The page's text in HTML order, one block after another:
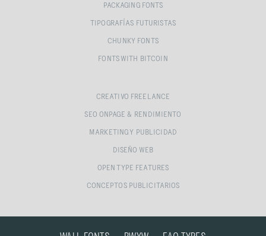
PACKAGING FONTS
TIPOGRAFÍAS FUTURISTAS
CHUNKY FONTS
FONTS WITH BITCOIN
CREATIVO FREELANCE
SEO ONPAGE & RENDIMIENTO
MARKETING Y PUBLICIDAD
DISEÑO WEB
OPEN TYPE FEATURES
CONCEPTOS PUBLICITARIOS